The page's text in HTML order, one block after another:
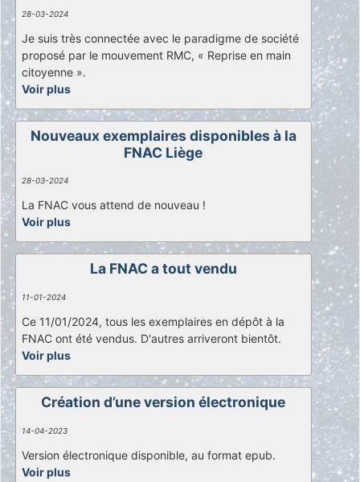
28-03-2024
Je suis très connectée avec le paradigme de société
proposé par le mouvement RMC, « Reprise en main
citoyenne ».
Voir plus
Nouveaux exemplaires disponibles à la
FNAC Liège
28-03-2024
La FNAC vous attend de nouveau !
Voir plus
La FNAC a tout vendu
11-01-2024
Ce 11/01/2024, tous les exemplaires en dépôt à la
FNAC ont été vendus. D'autres arriveront bientôt.
Voir plus
Création d’une version électronique
14-04-2023
Version électronique disponible, au format epub.
Voir plus